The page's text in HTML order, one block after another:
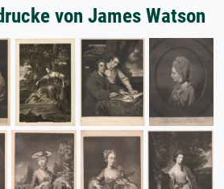
von James Watson